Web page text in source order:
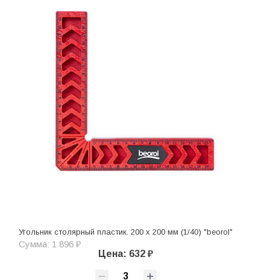
Угольник столярный пластик. 200 х 200 мм (1/40) "beorol"
Сумма: 1 896 ₽
Цена: 632 ₽